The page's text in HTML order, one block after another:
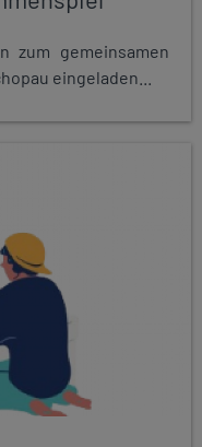
zum gemeinsamen
eingeladen...